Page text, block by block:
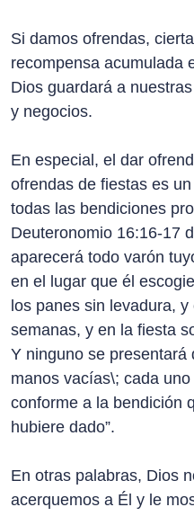
Si damos ofrendas,
recompensa acumulada
Dios guardará a
y negocios.
En especial, el dar
ofrendas de fiestas es
todas las bendiciones
Deuteronomio 16:16-17
aparecerá todo varón
en el lugar que él
los panes sin levadura,
semanas, y en la fiesta
Y ninguno se presentará
manos vacías\; cada
conforme a la bendición
hubiere dado”.
En otras palabras, Dios
acerquemos a Él y le